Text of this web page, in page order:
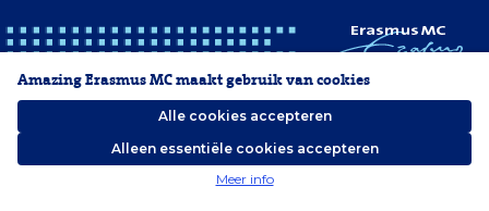
2026 Erasmus MC
Amazing Erasmus MC maakt gebruik van cookies
Alle cookies accepteren
Alleen essentiële cookies accepteren
Meer info